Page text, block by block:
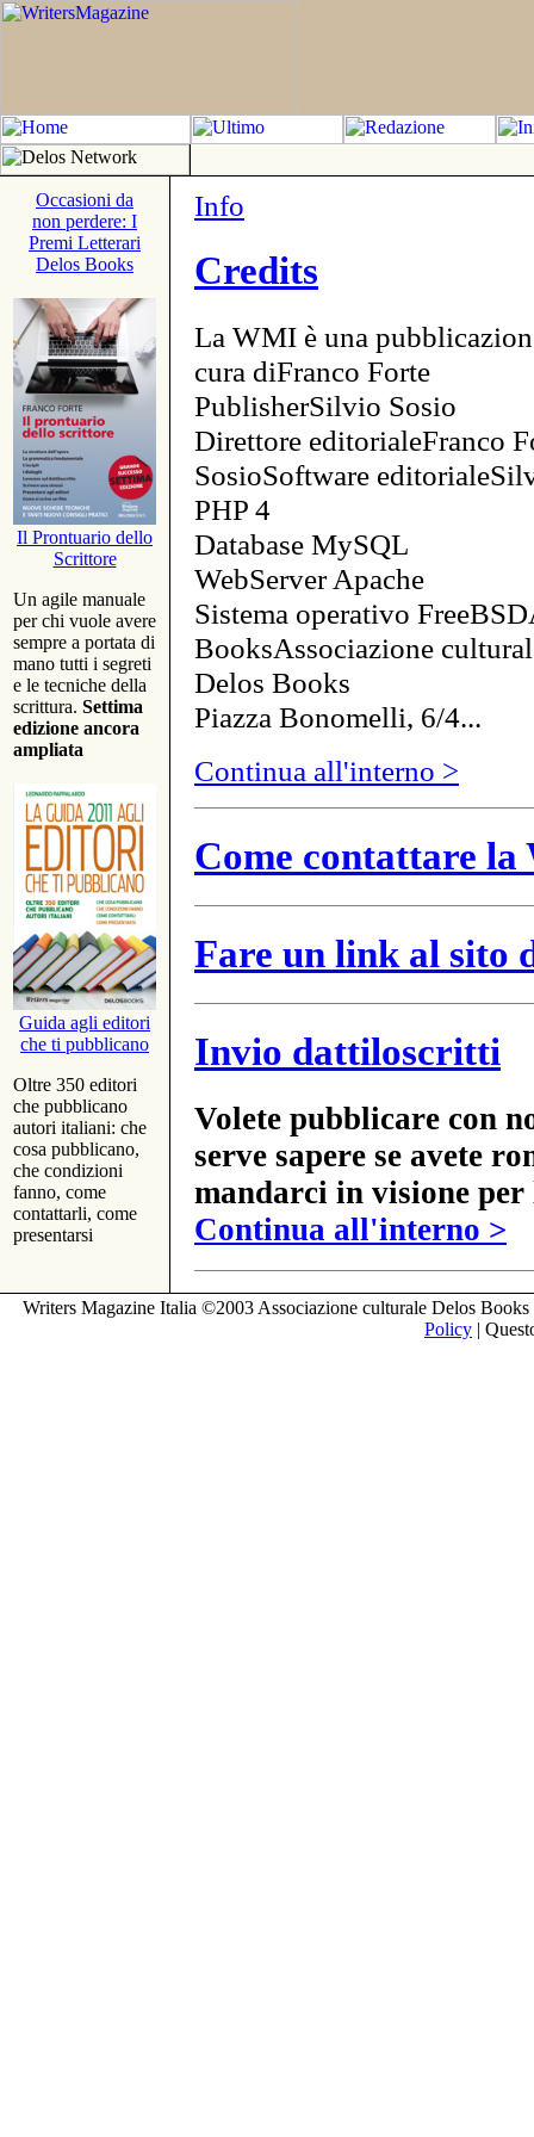
Occasioni da
non perdere: I
Premi Letterari
Delos Books
Il Prontuario dello
Scrittore
Un agile manuale
per chi vuole avere
sempre a portata di
mano tutti i segreti
e le tecniche della
scrittura. Settima
edizione ancora
ampliata
Guida agli editori
che ti pubblicano
Oltre 350 editori
che pubblicano
autori italiani: che
cosa pubblicano,
che condizioni
fanno, come
contattarli, come
presentarsi
Info
Credits
La WMI è una
cura diFranco Forte
PublisherSilvio Sosio
Direttore editorialeFranco
SosioSoftware
PHP 4
Database MySQL
WebServer Apache
Sistema operativo
BooksAssociazione
Delos Books
Piazza Bonomelli, 6/4...
Continua all'interno >
Come contattare
Fare un link al sito
Invio dattiloscritti
Volete pubblicare con
serve sapere se avete
mandarci in visione
Continua all'interno >
Writers Magazine Italia ©2003 Associazione culturale Delos
Policy |